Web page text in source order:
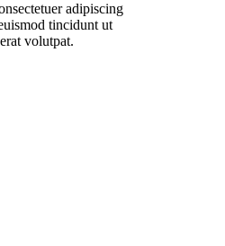
adipiscing
tincidunt ut
volutpat.